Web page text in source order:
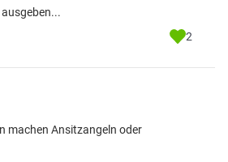
2
machen Ansitzangeln oder